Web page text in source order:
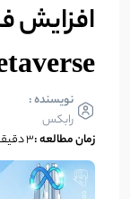
افزایش
نویسنده :
رابکس
زمان مطالعه :۳ دقیقه